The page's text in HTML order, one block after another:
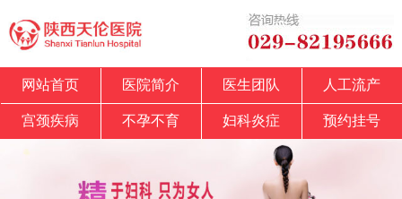
网站首页 医院简介 医生团队 人工流产
宫颈疾病 不孕不育 妇科炎症 预约挂号